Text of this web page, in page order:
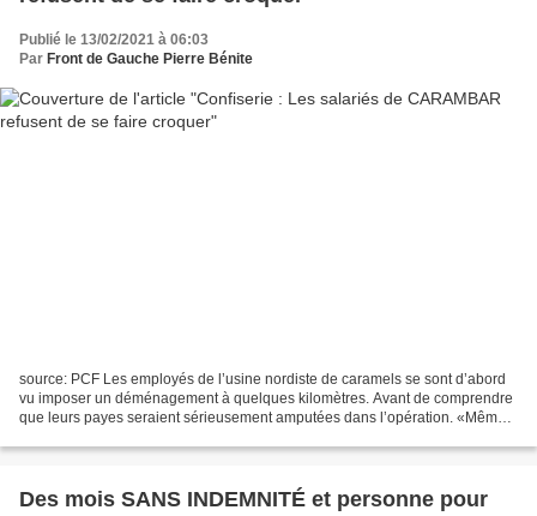
Publié le 13/02/2021 à 06:03
Par Front de Gauche Pierre Bénite
source: PCF Les employés de l’usine nordiste de caramels se sont d’abord
vu imposer un déménagement à quelques kilomètres. Avant de comprendre
que leurs payes seraient sérieusement amputées dans l’opération. «Même
Des mois SANS INDEMNITÉ et personne pour